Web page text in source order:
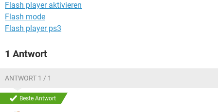
Flash player aktivieren
Flash mode
Flash player ps3
1 Antwort
ANTWORT 1 / 1
Beste Antwort